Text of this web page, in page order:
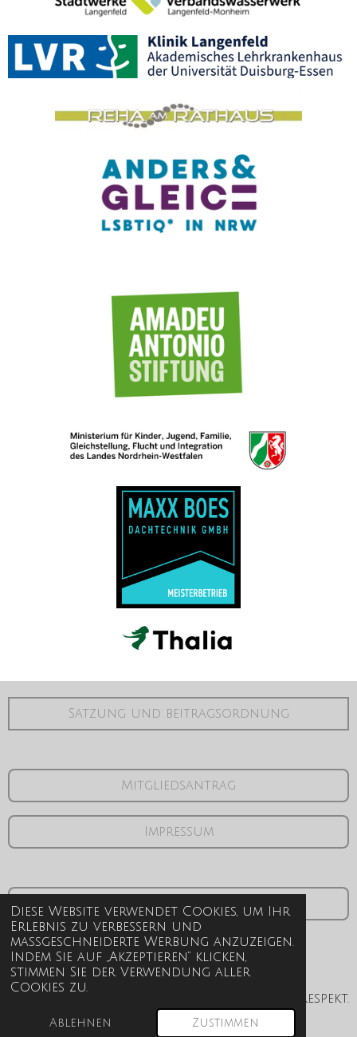
Diese Website verwendet Cookies, um Ihr
Erlebnis zu verbessern und
maßgeschneiderte Werbung anzuzeigen.
Indem Sie auf „Akzeptieren“ klicken,
stimmen Sie der Verwendung aller
Cookies zu.
Ablehnen Zustimmen
Satzung und beitragsordnung
Mitgliedsantrag
Impressum
Datenschutzerklärung
Vielfalt. Sichtbarkeit. Respekt.
© 2026 Queer in Langenfeld e.V.